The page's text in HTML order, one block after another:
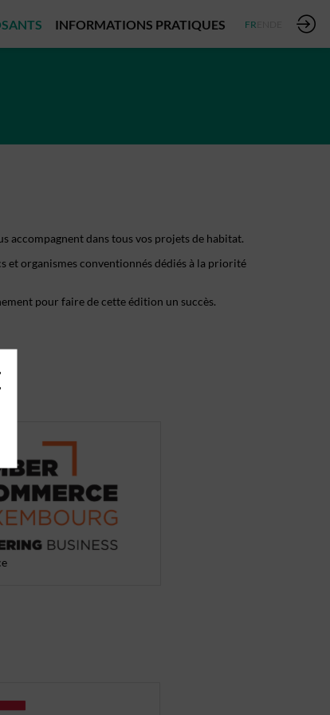
INFORMATIONS PRATIQUES FR
accompagnent dans tous vos projets de habitat.
organismes conventionnés dédiés à la priorité
pour faire de cette édition un succès.